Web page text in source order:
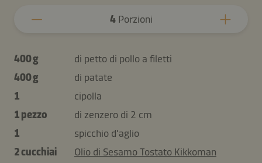
4Porzioni
400 g
di petto di pollo a filetti
400 g
di patate
1
cipolla
1 pezzo
di zenzero di 2 cm
1
spicchio d'aglio
2 cucchiai
Olio di Sesamo Tostato Kikkoman